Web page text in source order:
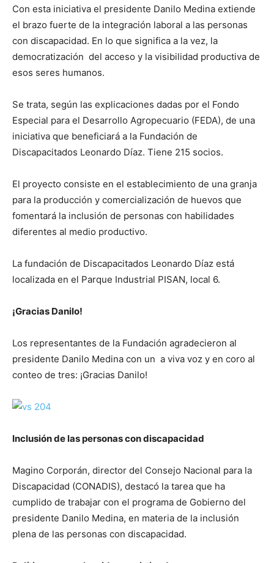
Con esta iniciativa el presidente Danilo Medina extiende
el brazo fuerte de la integración laboral a las personas
con discapacidad. En lo que significa a la vez, la
democratización del acceso y la visibilidad productiva de
esos seres humanos.
Se trata, según las explicaciones dadas por el Fondo
Especial para el Desarrollo Agropecuario (FEDA), de una
iniciativa que beneficiará a la Fundación de
Discapacitados Leonardo Díaz. Tiene 215 socios.
El proyecto consiste en el establecimiento de una granja
para la producción y comercialización de huevos que
fomentará la inclusión de personas con habilidades
diferentes al medio productivo.
La fundación de Discapacitados Leonardo Díaz está
localizada en el Parque Industrial PISAN, local 6.
¡Gracias Danilo!
Los representantes de la Fundación agradecieron al
presidente Danilo Medina con un a viva voz y en coro al
conteo de tres: ¡Gracias Danilo!
Inclusión de las personas con discapacidad
Magino Corporán, director del Consejo Nacional para la
Discapacidad (CONADIS), destacó la tarea que ha
cumplido de trabajar con el programa de Gobierno del
presidente Danilo Medina, en materia de la inclusión
plena de las personas con discapacidad.